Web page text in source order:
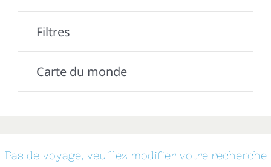
Filtres
Carte du monde
Pas de voyage, veuillez modifier votre recherche